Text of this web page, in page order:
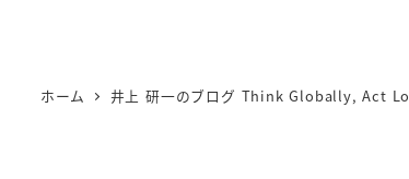
ホーム 井上 研一のブログ Think Globally, Act